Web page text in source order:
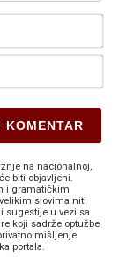
E-
na nacionalnoj,
biti objavljeni.
i gramatičkim
slovima niti
sugestije u vezi sa
koji sadrže optužbe
mišljenje
portala.